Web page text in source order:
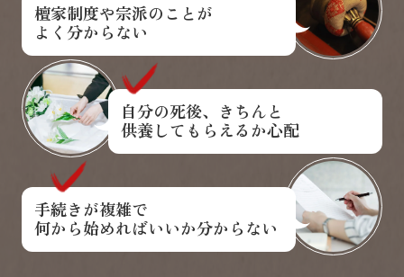
檀家制度や宗派のことが
よく分からない
自分の死後、きちんと
供養してもらえるか心配
手続きが複雑で
何から始めればいいか分からない